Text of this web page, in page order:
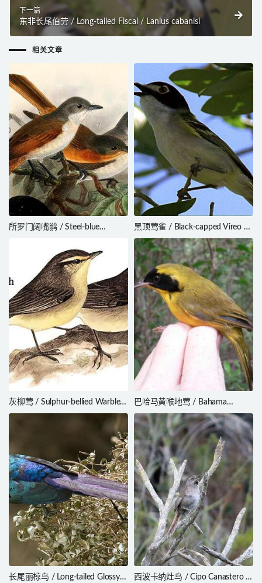
下一篇
东非长尾伯劳 / Long-tailed Fiscal / Lanius cabanisi
相关文章
所罗门阔嘴鹟 / Steel-blue
黑顶莺雀 / Black-capped Vireo /
Vireo atricapilla
灰柳莺 / Sulphur-bellied Warbler
/ Phylloscopus griseolus
巴哈马黄喉地莺 / Bahama
Yellowthroat / Geothlypis rostrata
长尾丽椋鸟 / Long-tailed Glossy
西波卡纳灶鸟 / Cipo Canastero /